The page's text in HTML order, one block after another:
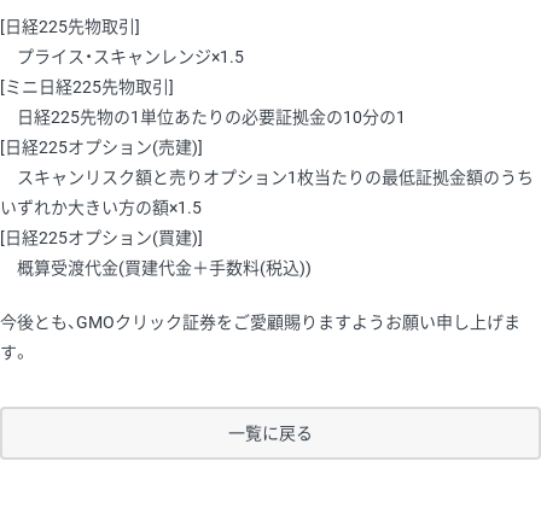
[日経225先物取引]
プライス・スキャンレンジ×1.5
[ミニ日経225先物取引]
日経225先物の1単位あたりの必要証拠金の10分の1
[日経225オプション(売建)]
スキャンリスク額と売りオプション1枚当たりの最低証拠金額のうち
いずれか大きい方の額×1.5
[日経225オプション(買建)]
概算受渡代金(買建代金＋手数料(税込))
今後とも、GMOクリック証券をご愛顧賜りますようお願い申し上げま
す。
一覧に戻る